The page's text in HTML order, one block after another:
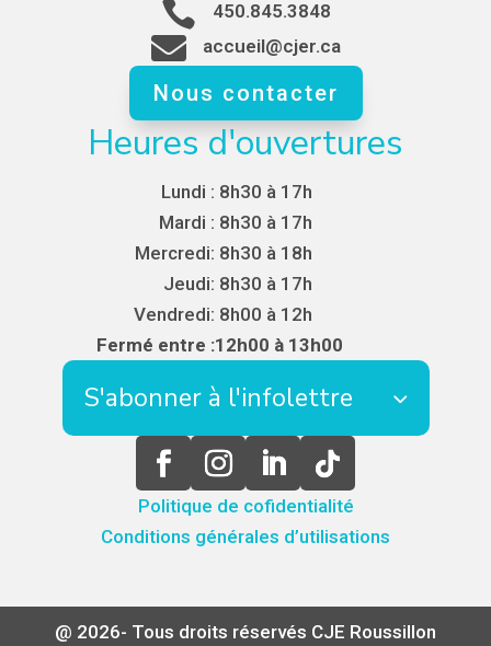
 450.845.3848
 accueil@cjer.ca
Nous contacter
Heures d'ouvertures
Lundi : 8h30 à 17h
Mardi : 8h30 à 17h
Mercredi: 8h30 à 18h
Jeudi: 8h30 à 17h
Vendredi: 8h00 à 12h
Fermé entre :12h00 à 13h00
S'abonner à l'infolettre
Politique de cofidentialité
Conditions générales d’utilisations
@ 2026- Tous droits réservés CJE Roussillon